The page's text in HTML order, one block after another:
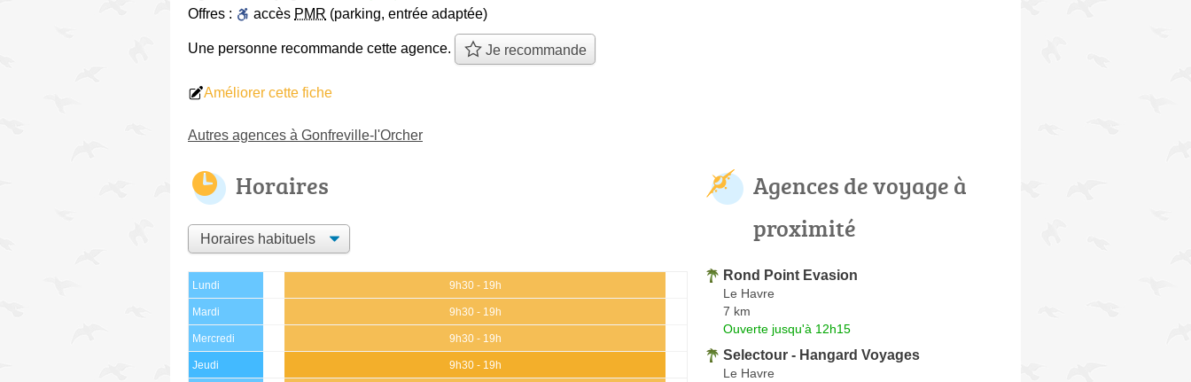
Offres :
accès PMR (parking, entrée adaptée)
Une personne recommande cette agence. Je recommande
Améliorer cette fiche
Autres agences à Gonfreville-l'Orcher
Horaires
Lundi 9h30 - 19h
Mardi 9h30 - 19h
Mercredi 9h30 - 19h
Jeudi 9h30 - 19h
Agences de voyage à
proximité
Rond Point Evasion
Le Havre
7 km
Ouverte jusqu'à 12h15
Selectour - Hangard Voyages
Le Havre